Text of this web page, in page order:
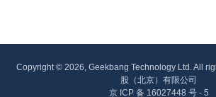
Copyright © 2026, Geekbang Technology Ltd. All
股（北京）有限公司
京 ICP 备 16027448 号 - 5